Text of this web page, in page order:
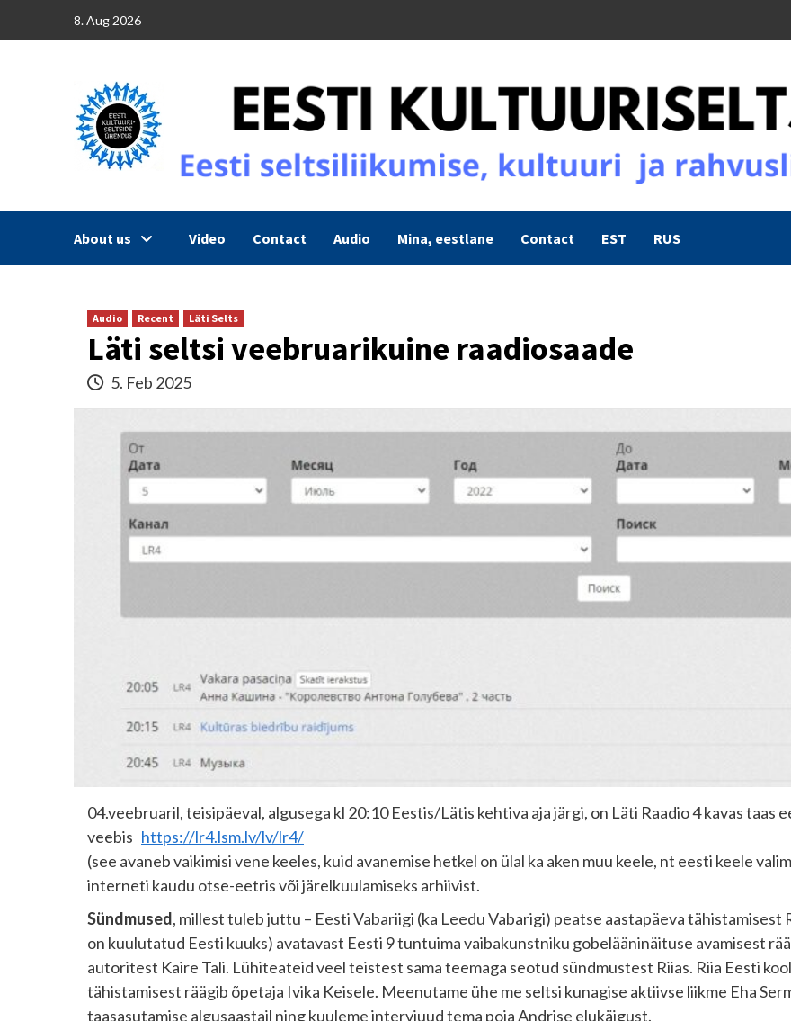
8. Aug 2026
About us Video Contact Audio Mina, eestlane Contact EST RUS
Audio Recent Läti Selts
Läti seltsi veebruarikuine raadiosaade
5. Feb 2025
04.veebruaril, teisipäeval, algusega kl 20:10 Eestis/Lätis kehtiva aja järgi, on Läti Raadio 4 kavas taas
veebis https://lr4.lsm.lv/lv/lr4/
(see avaneb vaikimisi vene keeles, kuid avanemise hetkel on ülal ka aken muu keele, nt eesti keele
interneti kaudu otse-eetris või järelkuulamiseks arhiivist.
Sündmused, millest tuleb juttu – Eesti Vabariigi (ka Leedu Vabarigi) peatse aastapäeva tähistamisest
on kuulutatud Eesti kuuks) avatavast Eesti 9 tuntuima vaibakunstniku gobelääninäituse avamisest
autoritest Kaire Tali. Lühiteateid veel teistest sama teemaga seotud sündmustest Riias. Riia Eesti
tähistamisest räägib õpetaja Ivika Keisele. Meenutame ühe me seltsi kunagise aktiivse liikme Eha
taasasutamise algusaastail ning kuuleme intervjuud tema poja Andrise elukäigust.